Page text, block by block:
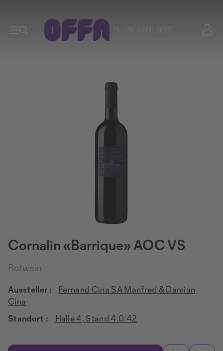
Cornalin «Barrique» AOC VS
Rotwein
Aussteller :
Fernand Cina SA Manfred & Damian
Cina
Standort :
Halle 4, Stand 4.0.42